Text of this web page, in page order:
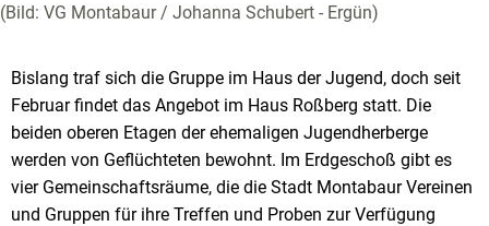
(Bild: VG Montabaur / Johanna Schubert - Ergün)
Bislang traf sich die Gruppe im Haus der Jugend, doch seit
Februar findet das Angebot im Haus Roßberg statt. Die
beiden oberen Etagen der ehemaligen Jugendherberge
werden von Geflüchteten bewohnt. Im Erdgeschoß gibt es
vier Gemeinschaftsräume, die die Stadt Montabaur Vereinen
und Gruppen für ihre Treffen und Proben zur Verfügung